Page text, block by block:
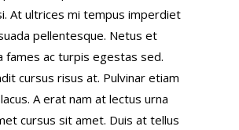
At ultrices mi tempus imperdiet
pellentesque. Netus et
fames ac turpis egestas sed.
cursus risus at. Pulvinar etiam
A erat nam at lectus urna
cursus sit amet. Duis at tellus